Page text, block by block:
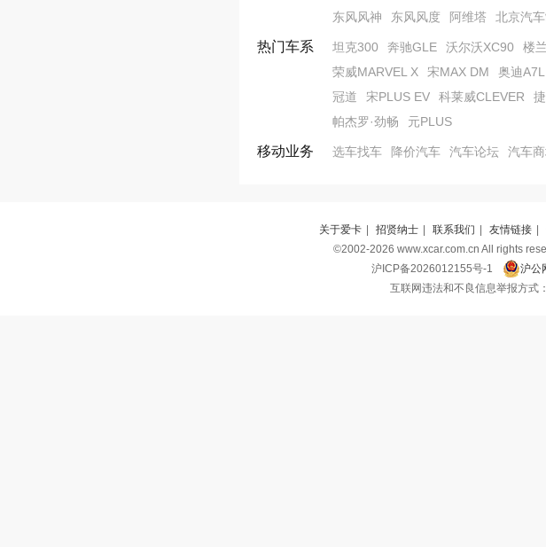
东风风神
东风风度 阿维塔 北京汽
热门车系 坦克300 奔驰GLE 沃尔沃XC90 楼兰
荣威MARVEL X
宋MAX DM 奥迪A7L
冠道
宋PLUS EV 科莱威CLEVER
帕杰罗·劲畅
元PLUS
移动业务 选车找车 降价汽车 汽车论坛 汽车
关于爱卡 招贤纳士 联系我们 友情链接
©2002-2026 www.xcar.com.cn All rights
沪ICP备2026012155号-1
沪公
互联网违法和不良信息举报方式